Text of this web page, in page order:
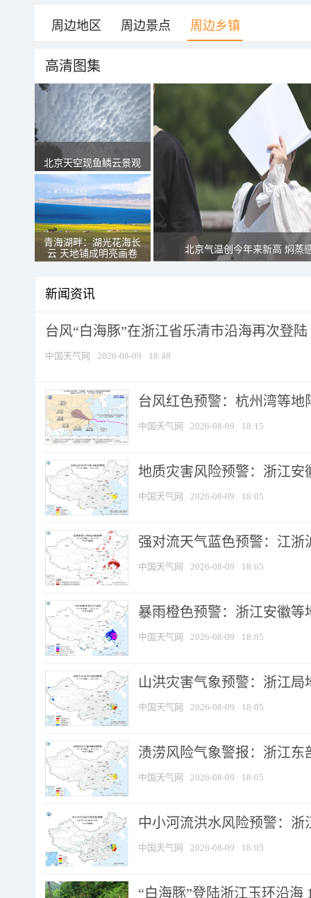
周边地区 周边景点 周边乡镇
高清图集
北京天空现鱼鳞云景观
青海湖畔：湖光花海长
云 天地铺成明亮画卷
北京气温创今年来新高 焖蒸
新闻资讯
台风“白海豚”在浙江省乐清市沿海再次登陆
中国天气网 2026-08-09 18:48
台风红色预警：杭州湾等地
中国天气网 2026-08-09 18:15
地质灾害风险预警：浙江安
中国天气网 2026-08-09 18:05
强对流天气蓝色预警：江浙
中国天气网 2026-08-09 18:05
暴雨橙色预警：浙江安徽等
中国天气网 2026-08-09 18:05
山洪灾害气象预警：浙江
中国天气网 2026-08-09 18:05
渍涝风险气象警报：浙江
中国天气网 2026-08-09 18:05
中小河流洪水风险预警：
中国天气网 2026-08-09 18:05
“白海豚”登陆浙江玉环沿海